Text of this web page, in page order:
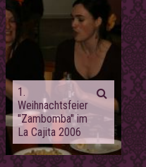
1.
Weihnachtsfeier
"Zambomba" im
La Cajita 2006